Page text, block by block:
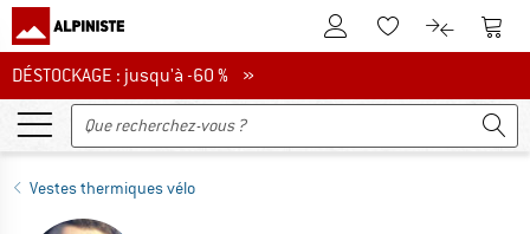
Vers le compte client
Vers la liste
Vers le
DÉSTOCKAGE : jusqu'à -60 %
DÉSTOCKAGE : jusqu'à -60 % »
Vestes thermiques vélo